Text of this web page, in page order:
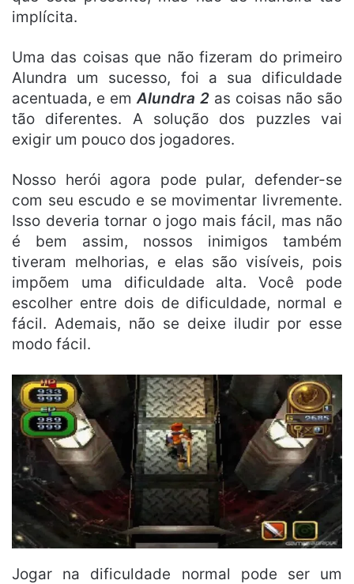
implícita.
Uma das coisas que não fizeram do primeiro
Alundra um sucesso, foi a sua dificuldade
acentuada, e emAlundra 2 as coisas não são
tão diferentes. A solução dos puzzles vai
exigir um pouco dos jogadores.
Nosso herói agora pode pular, defender-se
com seu escudo e se movimentar livremente.
Isso deveria tornar o jogo mais fácil, mas não
é bem assim, nossos inimigos também
tiveram melhorias, e elas são visíveis, pois
impõem uma dificuldade alta. Você pode
escolher entre dois de dificuldade, normal e
fácil. Ademais, não se deixe iludir por esse
modo fácil.
Jogar na dificuldade normal pode ser um